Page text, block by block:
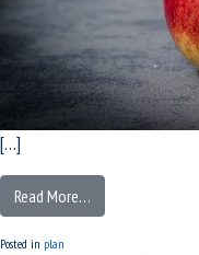
[…]
Read More…
Posted in plan